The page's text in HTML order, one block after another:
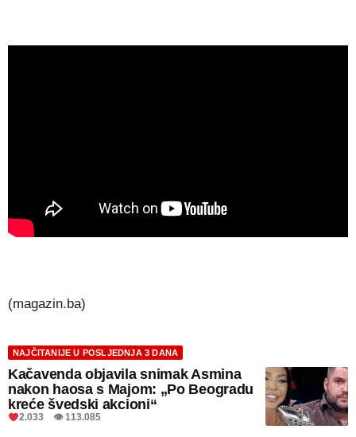
(magazin.ba)
NAJČITANIJE U POSLJEDNJA 3 DANA
Kačavenda objavila snimak Asmina
nakon haosa s Majom: „Po Beogradu
kreće švedski akcioni“
2.033 👁 113.085